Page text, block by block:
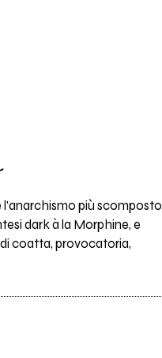
l'anarchismo più scomposto
dark à la Morphine, e
coatta, provocatoria,